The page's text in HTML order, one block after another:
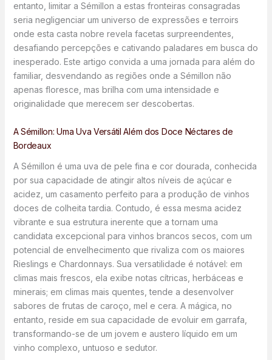
entanto, limitar a Sémillon a estas fronteiras consagradas
seria negligenciar um universo de expressões e terroirs
onde esta casta nobre revela facetas surpreendentes,
desafiando percepções e cativando paladares em busca do
inesperado. Este artigo convida a uma jornada para além do
familiar, desvendando as regiões onde a Sémillon não
apenas floresce, mas brilha com uma intensidade e
originalidade que merecem ser descobertas.
A Sémillon: Uma Uva Versátil Além dos Doce Néctares de
Bordeaux
A Sémillon é uma uva de pele fina e cor dourada, conhecida
por sua capacidade de atingir altos níveis de açúcar e
acidez, um casamento perfeito para a produção de vinhos
doces de colheita tardia. Contudo, é essa mesma acidez
vibrante e sua estrutura inerente que a tornam uma
candidata excepcional para vinhos brancos secos, com um
potencial de envelhecimento que rivaliza com os maiores
Rieslings e Chardonnays. Sua versatilidade é notável: em
climas mais frescos, ela exibe notas cítricas, herbáceas e
minerais; em climas mais quentes, tende a desenvolver
sabores de frutas de caroço, mel e cera. A mágica, no
entanto, reside em sua capacidade de evoluir em garrafa,
transformando-se de um jovem e austero líquido em um
vinho complexo, untuoso e sedutor.